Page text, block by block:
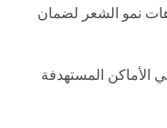
نمو الشعر لضمان
الأماكن المستهدفة